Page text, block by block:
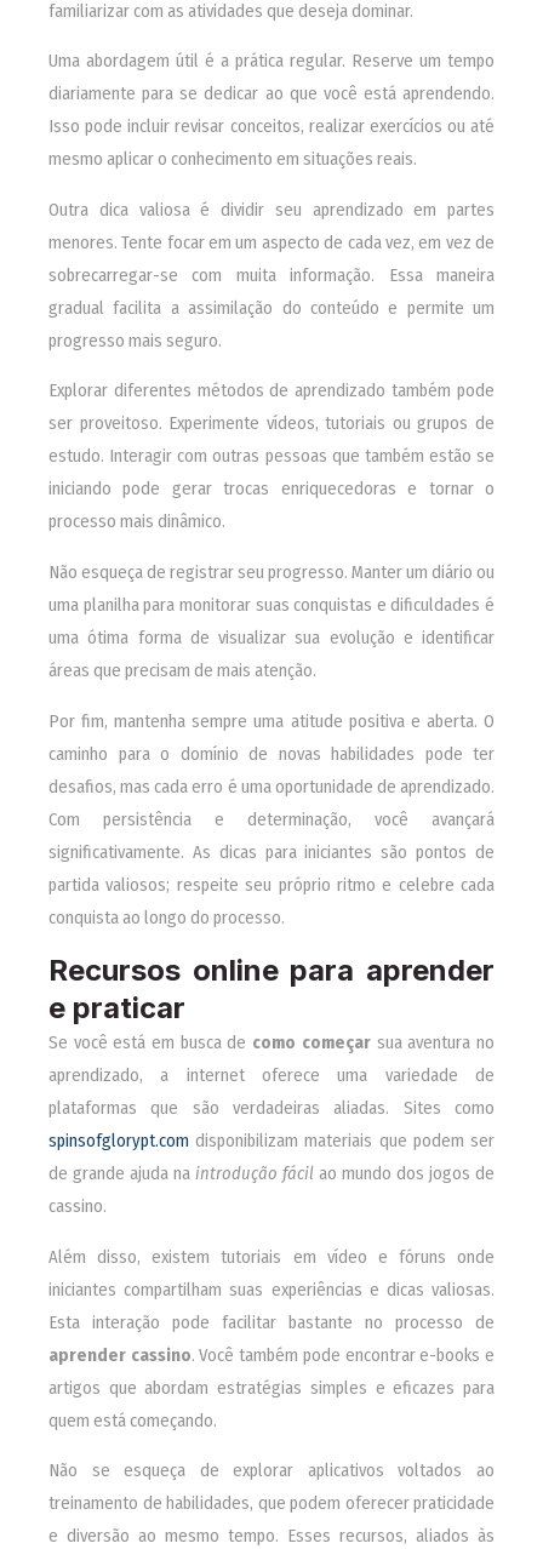
familiarizar com as atividades que deseja dominar.
Uma abordagem útil é a prática regular. Reserve um tempo
diariamente para se dedicar ao que você está aprendendo.
Isso pode incluir revisar conceitos, realizar exercícios ou até
mesmo aplicar o conhecimento em situações reais.
Outra dica valiosa é dividir seu aprendizado em partes
menores. Tente focar em um aspecto de cada vez, em vez de
sobrecarregar-se com muita informação. Essa maneira
gradual facilita a assimilação do conteúdo e permite um
progresso mais seguro.
Explorar diferentes métodos de aprendizado também pode
ser proveitoso. Experimente vídeos, tutoriais ou grupos de
estudo. Interagir com outras pessoas que também estão se
iniciando pode gerar trocas enriquecedoras e tornar o
processo mais dinâmico.
Não esqueça de registrar seu progresso. Manter um diário ou
uma planilha para monitorar suas conquistas e dificuldades é
uma ótima forma de visualizar sua evolução e identificar
áreas que precisam de mais atenção.
Por fim, mantenha sempre uma atitude positiva e aberta. O
caminho para o domínio de novas habilidades pode ter
desafios, mas cada erro é uma oportunidade de aprendizado.
Com persistência e determinação, você avançará
significativamente. As dicas para iniciantes são pontos de
partida valiosos; respeite seu próprio ritmo e celebre cada
conquista ao longo do processo.
Recursos online para aprender
e praticar
Se você está em busca de como começarsua aventura no
aprendizado, a internet oferece uma variedade de
plataformas que são verdadeiras aliadas. Sites como
spinsofglorypt.com disponibilizam materiais que podem ser
de grande ajuda na introdução fácil ao mundo dos jogos de
cassino.
Além disso, existem tutoriais em vídeo e fóruns onde
iniciantes compartilham suas experiências e dicas valiosas.
Esta interação pode facilitar bastante no processo de
aprender cassino. Você também pode encontrar e-books e
artigos que abordam estratégias simples e eficazes para
quem está começando.
Não se esqueça de explorar aplicativos voltados ao
treinamento de habilidades, que podem oferecer praticidade
e diversão ao mesmo tempo. Esses recursos, aliados às